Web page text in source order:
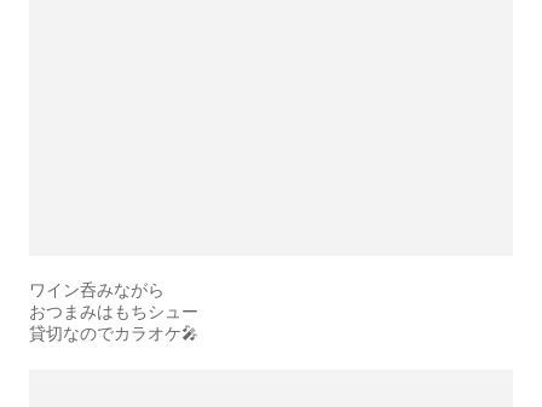
ワイン呑みながら
おつまみはもちシュー
貸切なのでカラオケ🎤